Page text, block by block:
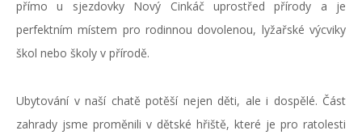
přímo u sjezdovky Nový Cinkáč uprostřed přírody a je
perfektním místem pro rodinnou dovolenou, lyžařské výcviky
škol nebo školy v přírodě.
Ubytování v naší chatě potěší nejen děti, ale i dospělé. Část
zahrady jsme proměnili v dětské hřiště, které je pro ratolesti